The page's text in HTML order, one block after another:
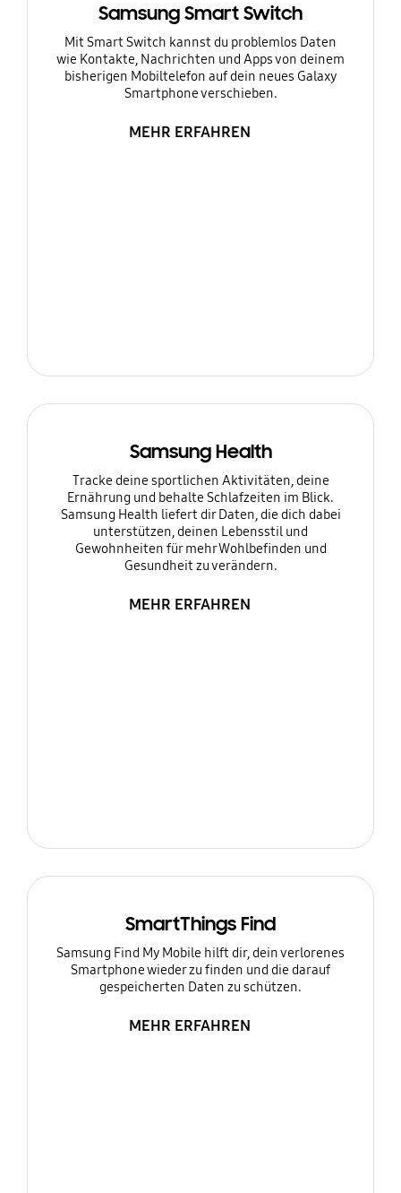
Samsung Smart Switch
Mit Smart Switch kannst du problemlos Daten
wie Kontakte, Nachrichten und Apps von deinem
bisherigen Mobiltelefon auf dein neues Galaxy
Smartphone verschieben.
MEHR ERFAHREN
Samsung Health
Tracke deine sportlichen Aktivitäten, deine
Ernährung und behalte Schlafzeiten im Blick.
Samsung Health liefert dir Daten, die dich dabei
unterstützen, deinen Lebensstil und
Gewohnheiten für mehr Wohlbefinden und
Gesundheit zu verändern.
MEHR ERFAHREN
SmartThings Find
Samsung Find My Mobile hilft dir, dein verlorenes
Smartphone wieder zu finden und die darauf
gespeicherten Daten zu schützen.
MEHR ERFAHREN